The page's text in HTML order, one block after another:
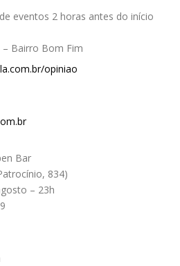
eventos 2 horas antes do início
– Bairro Bom Fim
opiniao
Bar
834)
– 23h